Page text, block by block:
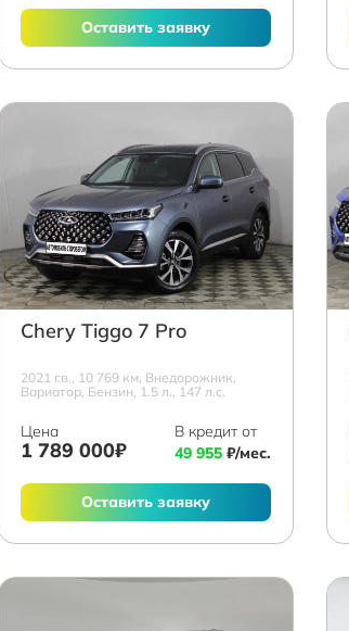
Оставить заявку
Chery Tiggo 7 Pro
2021 г.в., 10 769 км, Внедорожник,
Вариатор, Бензин, 1.5 л., 147 л.с.
Цена
1 789 000₽
В кредит от
49 955 ₽/мес.
Оставить заявку